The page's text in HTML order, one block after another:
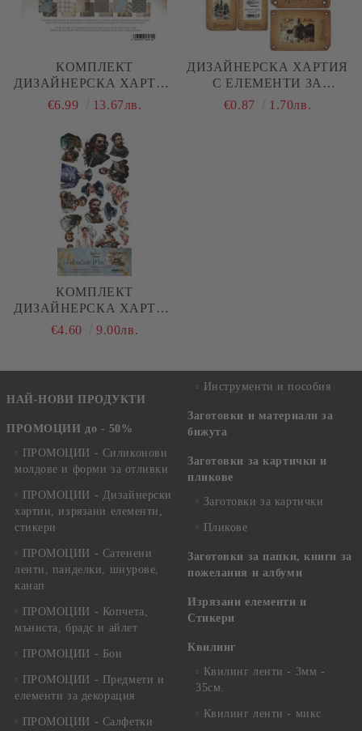
КОМПЛЕКТ
ДИЗАЙНЕРСКА ХАРТИЯ
- ADVENTURE MEN - 12
€6.99 13.67лв.
ДИЗАЙНЕРСКА ХАРТИЯ
С ЕЛЕМЕНТИ ЗА
ИЗРЯЗВАНЕ -
€0.87 1.70лв.
КОМПЛЕКТ
ДИЗАЙНЕРСКА ХАРТИЯ
- ADVENTURE MEN - 6
€4.60 9.00лв.
НАЙ-НОВИ ПРОДУКТИ
ПРОМОЦИИ до - 50%
ПРОМОЦИИ - Силиконови
молдове и форми за отливки
ПРОМОЦИИ - Дизайнерски
хартии, изрязани елементи,
стикери
ПРОМОЦИИ - Сатенени
ленти, панделки, шнурове,
канап
ПРОМОЦИИ - Копчета,
мъниста, брадс и айлет
ПРОМОЦИИ - Бои
ПРОМОЦИИ - Предмети и
елементи за декорация
ПРОМОЦИИ - Салфетки
Инструменти и пособия
Заготовки и материали за
бижута
Заготовки за картички и
пликове
Заготовки за картички
Пликове
Заготовки за папки, книги за
пожелания и албуми
Изрязани елементи и
Стикери
Квилинг
Квилинг ленти - 3мм -
35см.
Квилинг ленти - микс